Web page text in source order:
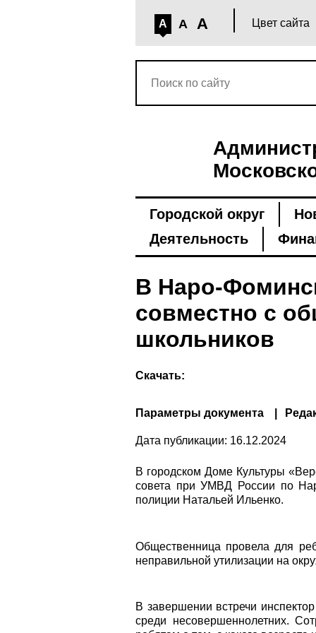
A A A Цвет сайта
Городской округ
Деятельность
В Наро-
совместно с
школьников
Скачать:
Параметры документа
Дата публикации: 16.12.2024
В городском Доме Культуры
совета при УМВД России по
полиции Натальей Ильенко.
Общественница провела для
неправильной утилизации на
В завершении встречи
среди несовершеннолетних.